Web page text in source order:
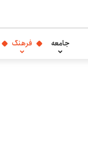
جامعه فرهنگ